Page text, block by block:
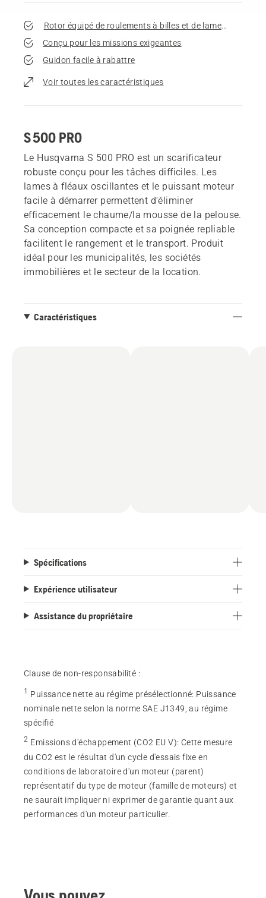
Rotor équipé de roulements à billes et de lames fléaux
Conçu pour les missions exigeantes
Guidon facile à rabattre
Voir toutes les caractéristiques
S 500 PRO
Le Husqvarna S 500 PRO est un scarificateur
robuste conçu pour les tâches difficiles. Les
lames à fléaux oscillantes et le puissant moteur
facile à démarrer permettent d'éliminer
efficacement le chaume/la mousse de la pelouse.
Sa conception compacte et sa poignée repliable
facilitent le rangement et le transport. Produit
idéal pour les municipalités, les sociétés
immobilières et le secteur de la location.
Caractéristiques
Spécifications
Expérience utilisateur
Assistance du propriétaire
Clause de non-responsabilité :
1 Puissance nette au régime présélectionné: Puissance
nominale nette selon la norme SAE J1349, au régime
spécifié
2 Emissions d'échappement (CO2 EU V): Cette mesure
du CO2 est le résultat d'un cycle d'essais fixe en
conditions de laboratoire d'un moteur (parent)
représentatif du type de moteur (famille de moteurs) et
ne saurait impliquer ni exprimer de garantie quant aux
performances d'un moteur particulier.